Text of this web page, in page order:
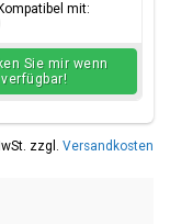
mit:
Sie mir wenn
verfügbar!
zzgl. Versandkosten